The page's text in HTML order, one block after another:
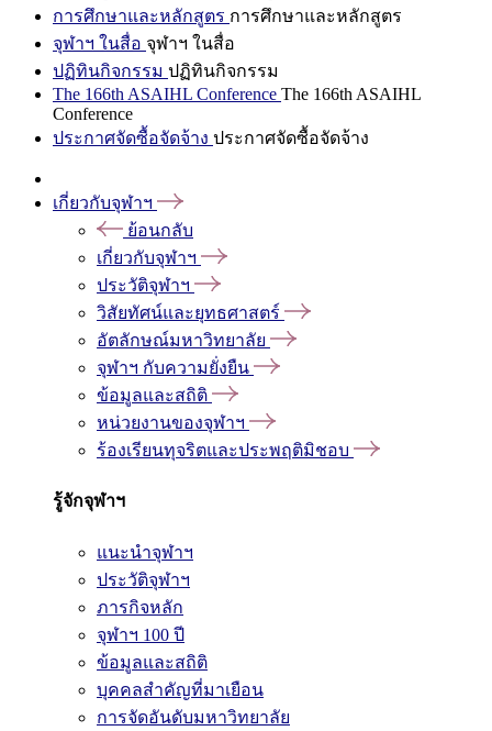
การศึกษาและหลักสูตร การศึกษาและหลักสูตร
จุฬาฯ ในสื่อ จุฬาฯ ในสื่อ
ปฏิทินกิจกรรม ปฏิทินกิจกรรม
The 166th ASAIHL Conference The 166th ASAIHL
Conference
ประกาศจัดซื้อจัดจ้าง ประกาศจัดซื้อจัดจ้าง
เกี่ยวกับจุฬาฯ
ย้อนกลับ
เกี่ยวกับจุฬาฯ
ประวัติจุฬาฯ
วิสัยทัศน์และยุทธศาสตร์
อัตลักษณ์มหาวิทยาลัย
จุฬาฯ กับความยั่งยืน
ข้อมูลและสถิติ
หน่วยงานของจุฬาฯ
ร้องเรียนทุจริตและประพฤติมิชอบ
รู้จักจุฬาฯ
แนะนำจุฬาฯ
ประวัติจุฬาฯ
ภารกิจหลัก
จุฬาฯ 100 ปี
ข้อมูลและสถิติ
บุคคลสำคัญที่มาเยือน
การจัดอันดับมหาวิทยาลัย